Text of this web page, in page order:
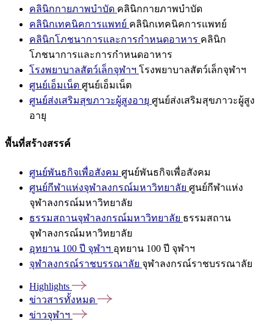
คลินิกกายภาพบำบัด คลินิกกายภาพบำบัด
คลินิกเทคนิคการแพทย์ คลินิกเทคนิคการแพทย์
คลินิกโภชนาการและการกำหนดอาหาร คลินิก
โภชนาการและการกำหนดอาหาร
โรงพยาบาลสัตว์เล็กจุฬาฯ โรงพยาบาลสัตว์เล็กจุฬาฯ
ศูนย์เอ็มเน็ต ศูนย์เอ็มเน็ต
ศูนย์ส่งเสริมสุขภาวะผู้สูงอายุ ศูนย์ส่งเสริมสุขภาวะผู้สูง
อายุ
พื้นที่สร้างสรรค์
ศูนย์พันธกิจเพื่อสังคม ศูนย์พันธกิจเพื่อสังคม
ศูนย์กีฬาแห่งจุฬาลงกรณ์มหาวิทยาลัย ศูนย์กีฬาแห่ง
จุฬาลงกรณ์มหาวิทยาลัย
ธรรมสถานจุฬาลงกรณ์มหาวิทยาลัย ธรรมสถาน
จุฬาลงกรณ์มหาวิทยาลัย
อุทยาน 100 ปี จุฬาฯ อุทยาน 100 ปี จุฬาฯ
จุฬาลงกรณ์ราชบรรณาลัย จุฬาลงกรณ์ราชบรรณาลัย
Highlights
ข่าวสารทั้งหมด
ข่าวจุฬาฯ